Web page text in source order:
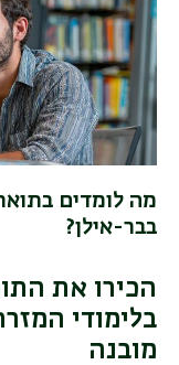
מה לומדים
בבר-אילן?
הכירו את
בלימודי
מובנה